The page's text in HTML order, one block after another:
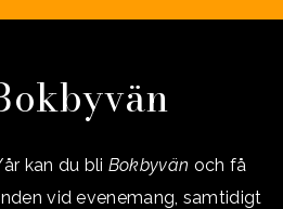
kan du bli Bokbyvän och få
vid evenemang, samtidigt